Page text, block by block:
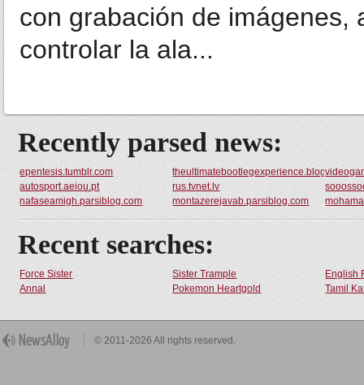
con grabación de imágenes,
controlar la ala...
Recently parsed news:
epentesis.tumblr.com
autosport.aeiou.pt
rus.tvnet.lv
nafaseamigh.parsiblog.com
montazerejavab.parsiblog.com
Recent searches:
Force Sister Sister Trample
English
Annal
Pokemon Heartgold Tamil
© 2011-2026 All rights reserved.